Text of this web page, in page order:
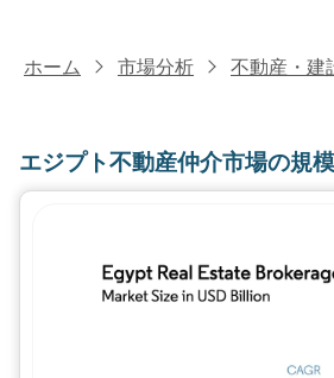
ホーム 市場分析 不動産・建
エジプト不動産仲介市場の規